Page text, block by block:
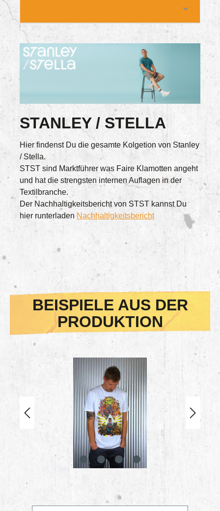
STANLEY / STELLA
Hier findenst Du die gesamte Kolgetion von Stanley
/ Stella.
STST sind Marktführer was Faire Klamotten angeht
und hat die strengsten internen Auflagen in der
Textilbranche.
Der Nachhaltigkeitsbericht von STST kannst Du
hier runterladen Nachhaltigkeitsbericht
BEISPIELE AUS DER
PRODUKTION
Bildergalerie überspringen